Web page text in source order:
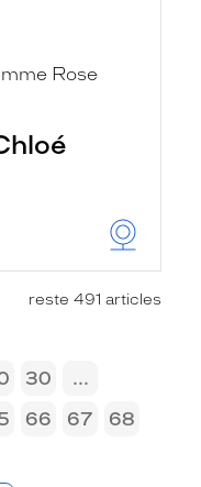
reste 491 articles
30
...
66 67
68